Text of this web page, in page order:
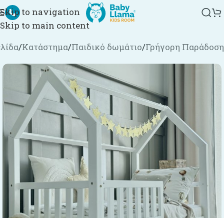
Skip to navigation
Skip to main content
/Κατάστημα/Παιδικό δωμάτιο/Γρήγορη Παράδοση